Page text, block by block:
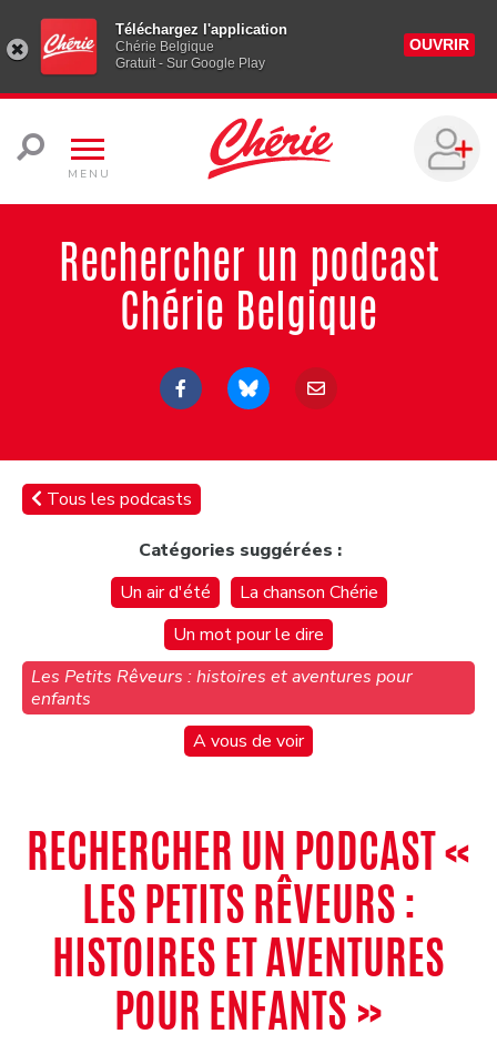
Téléchargez l'application
Chérie Belgique
Gratuit - Sur Google Play
OUVRIR
MENU
Rechercher un podcast
Chérie Belgique
Tous les podcasts
Catégories suggérées :
Un air d'été
La chanson Chérie
Un mot pour le dire
Les Petits Rêveurs : histoires et aventures pour
enfants
A vous de voir
RECHERCHER UN PODCAST «
LES PETITS RÊVEURS :
HISTOIRES ET AVENTURES
POUR ENFANTS »